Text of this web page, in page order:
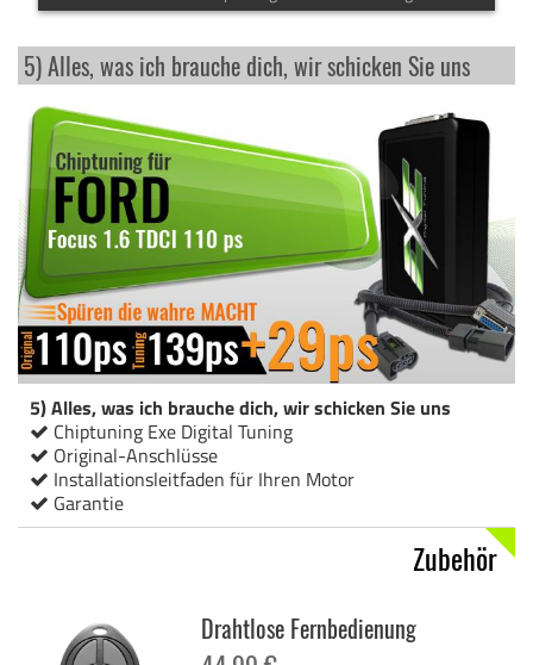
5) Alles, was ich brauche dich, wir schicken Sie uns
5) Alles, was ich brauche dich, wir schicken Sie uns
Chiptuning Exe Digital Tuning
Original-Anschlüsse
Installationsleitfaden für Ihren Motor
Garantie
Zubehör
Drahtlose Fernbedienung